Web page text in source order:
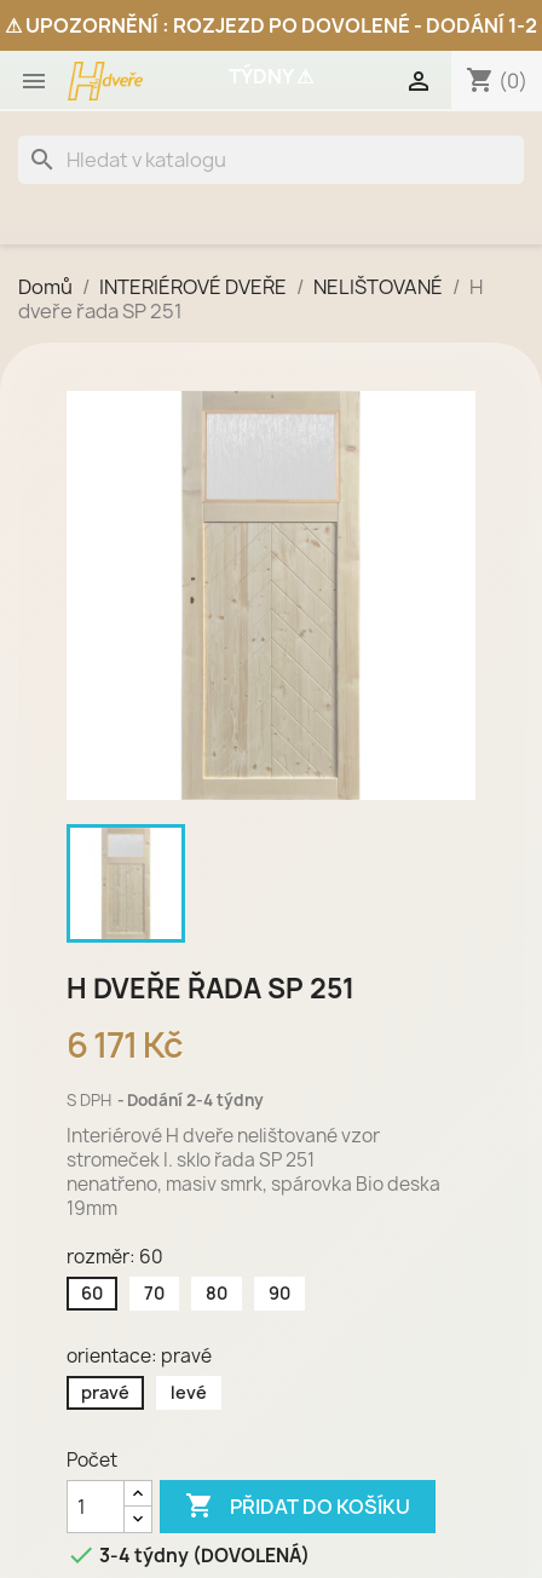
 shopping_cart (0)

search
Domů INTERIÉROVÉ DVEŘE NELIŠTOVANÉ
H
dveře řada SP 251
H DVEŘE ŘADA SP 251
6 171 Kč
S DPH Dodání 2-4 týdny
Interiérové H dveře nelištované vzor
stromeček I. sklo řada SP 251
nenatřeno, masiv smrk, spárovka Bio deska
19mm
rozměr: 60
60 70 80 90
orientace: pravé
pravé levé
Počet
 PŘIDAT DO KOŠÍKU
 3-4 týdny (DOVOLENÁ)